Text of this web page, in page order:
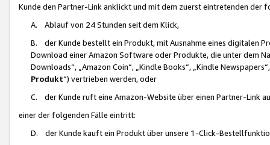
Kunde den Partner-Link anklickt und mit dem zuerst eintretenden der
A. Ablauf von 24 Stunden seit dem Klick,
B. der Kunde bestellt ein Produkt, mit Ausnahme eines digitalen
Download einer Amazon Software oder Produkte, die unter dem
Downloads“, „Amazon Coin“, „Kindle Books“, „Kindle
Produkt“) vertrieben werden, oder
C. der Kunde ruft eine Amazon-Website über einen Partner-Link
einer der folgenden Fälle eintritt:
D. der Kunde kauft ein Produkt über unsere 1-Click-